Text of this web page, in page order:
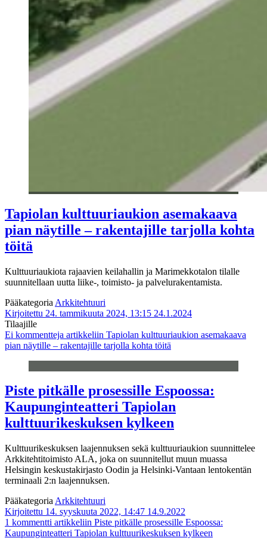
Tapiolan kulttuuriaukion asemakaava
pian näytille – rakentajille tarjolla kohta
töitä
Kulttuuriaukiota rajaavien keilahallin ja Marimekkotalon tilalle
suunnitellaan uutta liike-, toimisto- ja palvelurakentamista.
Pääkategoria Arkkitehtuuri
Kirjoitettu 24. tammikuuta 2024, 13:15 24.1.2024
Tilaajille
Ei kommentteja artikkeliin Tapiolan kulttuuriaukion asemakaava
pian näytille – rakentajille tarjolla kohta töitä
Piste pitkälle prosessille Espoossa:
Kaupunginteatteri Tapiolan
kulttuurikeskuksen kylkeen
Kulttuurikeskuksen laajennuksen sekä kulttuuriaukion suunnittelee
Arkkitehtitoimisto ALA, joka on suunnitellut muun muassa
Helsingin keskustakirjasto Oodin ja Helsinki-Vantaan lentokentän
terminaali 2:n laajennuksen.
Pääkategoria Arkkitehtuuri
Kirjoitettu 14. syyskuuta 2022, 14:47 14.9.2022
1 kommentti artikkeliin Piste pitkälle prosessille Espoossa:
Kaupunginteatteri Tapiolan kulttuurikeskuksen kylkeen